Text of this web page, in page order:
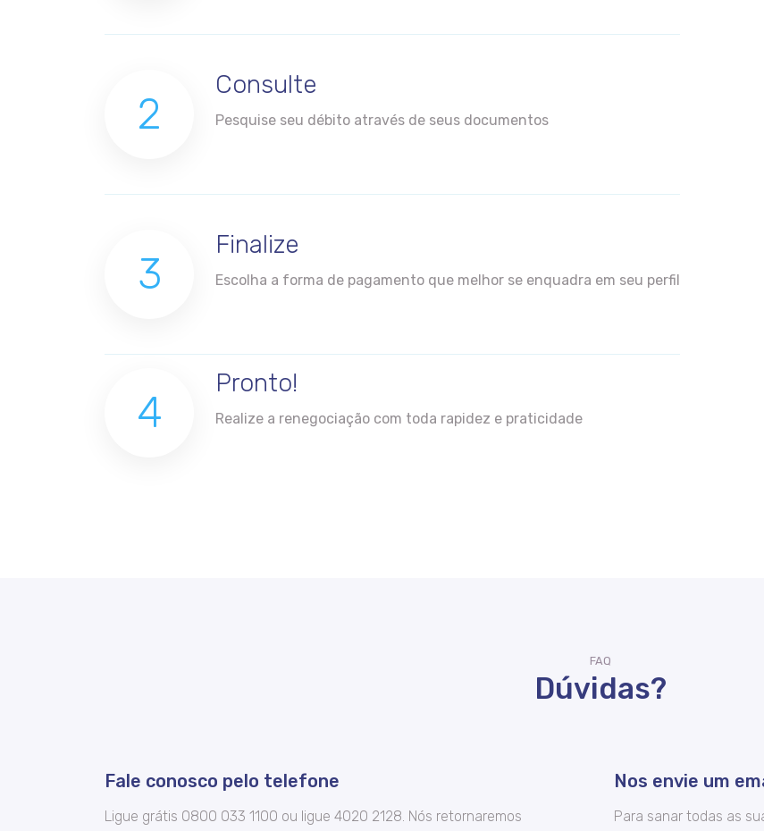
2
Consulte
Pesquise seu débito através de seus documentos
3
Finalize
Escolha a forma de pagamento que melhor se enquadra em seu perfil
4
Pronto!
Realize a renegociação com toda rapidez e praticidade
FAQ
Dúvidas?
Fale conosco pelo telefone
Ligue grátis 0800 033 1100 ou ligue 4020 2128. Nós retornaremos
Nos envie um
Para sanar todas as